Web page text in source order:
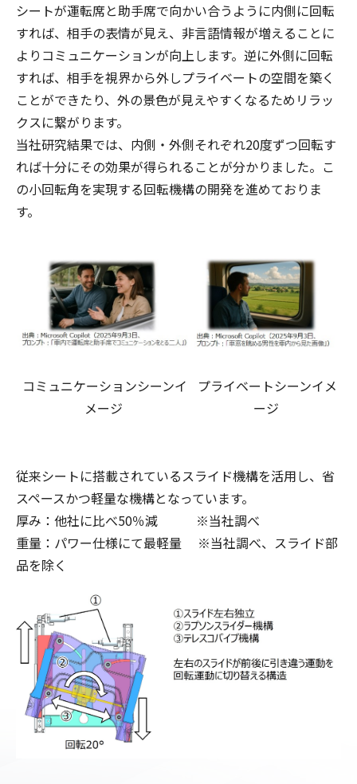
シートが運転席と助手席で向かい合うように内側に回転
すれば、相手の表情が見え、非言語情報が増えることに
よりコミュニケーションが向上します。逆に外側に回転
すれば、相手を視界から外しプライベートの空間を築く
ことができたり、外の景色が見えやすくなるためリラッ
クスに繋がります。
当社研究結果では、内側・外側それぞれ20度ずつ回転す
れば十分にその効果が得られることが分かりました。こ
の小回転角を実現する回転機構の開発を進めておりま
す。
コミュニケーションシーンイ
メージ
プライベートシーンイメ
ージ
従来シートに搭載されているスライド機構を活用し、省
スペースかつ軽量な機構となっています。
厚み：他社に比べ50％減 ※当社調べ
重量：パワー仕様にて最軽量 ※当社調べ、スライド部
品を除く